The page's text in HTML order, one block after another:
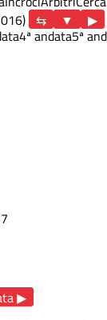
▶
4ª andata5ª
▶